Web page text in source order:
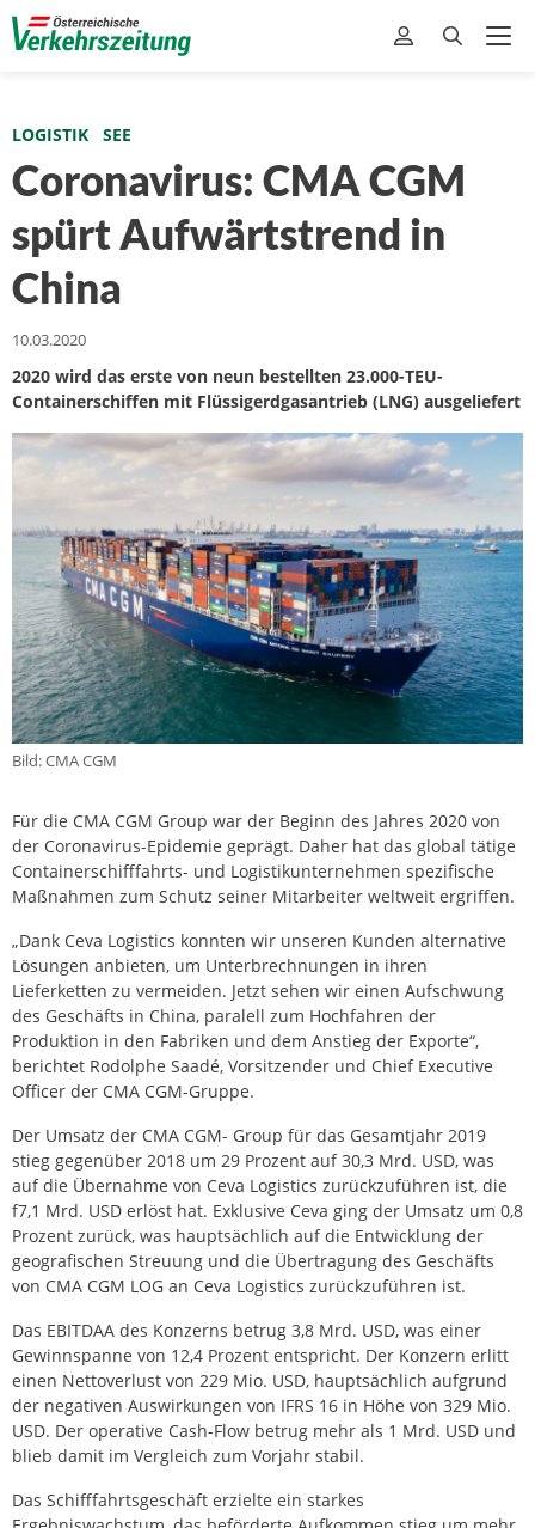
LOGISTIK SEE
Coronavirus: CMA CGM
spürt Aufwärtstrend in
China
10.03.2020
2020 wird das erste von neun bestellten 23.000-TEU-
Containerschiffen mit Flüssigerdgasantrieb (LNG) ausgeliefert
Bild: CMA CGM
Für die CMA CGM Group war der Beginn des Jahres 2020 von
der Coronavirus-Epidemie geprägt. Daher hat das global tätige
Containerschifffahrts- und Logistikunternehmen spezifische
Maßnahmen zum Schutz seiner Mitarbeiter weltweit ergriffen.
„Dank Ceva Logistics konnten wir unseren Kunden alternative
Lösungen anbieten, um Unterbrechnungen in ihren
Lieferketten zu vermeiden. Jetzt sehen wir einen Aufschwung
des Geschäfts in China, paralell zum Hochfahren der
Produktion in den Fabriken und dem Anstieg der Exporte“,
berichtet Rodolphe Saadé, Vorsitzender und Chief Executive
Officer der CMA CGM-Gruppe.
Der Umsatz der CMA CGM- Group für das Gesamtjahr 2019
stieg gegenüber 2018 um 29 Prozent auf 30,3 Mrd. USD, was
auf die Übernahme von Ceva Logistics zurückzuführen ist, die
f7,1 Mrd. USD erlöst hat. Exklusive Ceva ging der Umsatz um 0,8
Prozent zurück, was hauptsächlich auf die Entwicklung der
geografischen Streuung und die Übertragung des Geschäfts
von CMA CGM LOG an Ceva Logistics zurückzuführen ist.
Das EBITDAA des Konzerns betrug 3,8 Mrd. USD, was einer
Gewinnspanne von 12,4 Prozent entspricht. Der Konzern erlitt
einen Nettoverlust von 229 Mio. USD, hauptsächlich aufgrund
der negativen Auswirkungen von IFRS 16 in Höhe von 329 Mio.
USD. Der operative Cash-Flow betrug mehr als 1 Mrd. USD und
blieb damit im Vergleich zum Vorjahr stabil.
Das Schifffahrtsgeschäft erzielte ein starkes